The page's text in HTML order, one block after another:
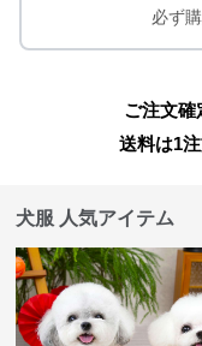
必ず
ご注文確
送料は1
犬服 人気アイテム